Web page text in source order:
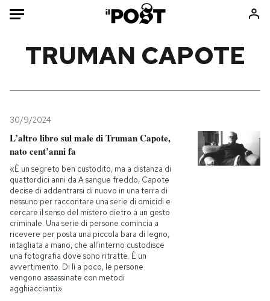
Mondo
Politica
Tecnologia
Internet
Scienza
Cultura
Economia
Sport
Consumismi
Ok Boomer!
Media
Europa
Altrecose
Mondiali calcio 2026
PODCAST
TRUMAN CAPOTE
30/9/2024
L’altro libro sul male di Truman Capote,
nato cent’anni fa
«È un segreto ben custodito, ma a distanza di
quattordici anni da A sangue freddo, Capote
decise di addentrarsi di nuovo in una terra di
nessuno per raccontare una serie di omicidi e
cercare il senso del mistero dietro a un gesto
criminale. Una serie di persone comincia a
ricevere per posta una piccola bara di legno,
intagliata a mano, che all’interno custodisce
una fotografia dove sono ritratte. È un
avvertimento. Di lì a poco, le persone
vengono assassinate con metodi
agghiaccianti»